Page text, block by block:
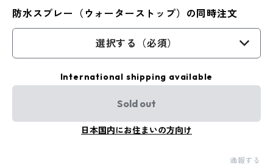
防水スプレー（ウォーターストップ）の同時注文
選択する（必須）
International shipping available
Sold out
日本国内にお住まいの方向け
通報する